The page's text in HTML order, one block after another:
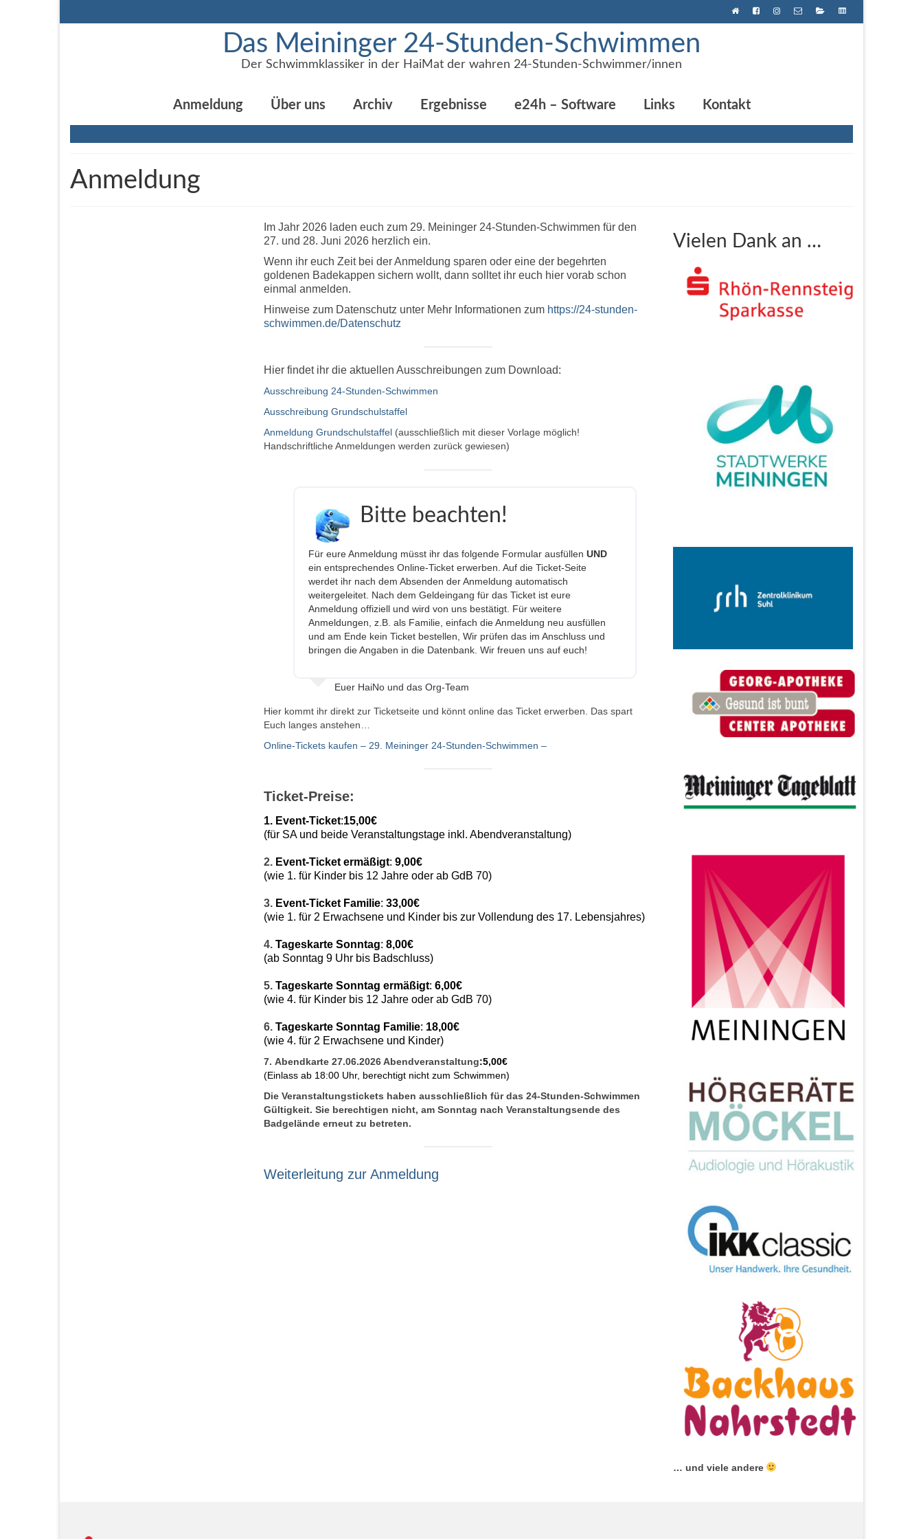
Das Meininger 24-Stunden-Schwimmen
Der Schwimmklassiker in der HaiMat der wahren 24-Stunden-Schwimmer/innen
Anmeldung Über uns Archiv Ergebnisse e24h – Software Links Kontakt
Anmeldung
Im Jahr 2026 laden euch zum 29. Meininger 24-Stunden-Schwimmen für den
27. und 28. Juni 2026 herzlich ein.
Wenn ihr euch Zeit bei der Anmeldung sparen oder eine der begehrten
goldenen Badekappen sichern wollt, dann solltet ihr euch hier vorab schon
einmal anmelden.
Hinweise zum Datenschutz unter Mehr Informationen zum https://24-stunden-
schwimmen.de/Datenschutz
Hier findet ihr die aktuellen Ausschreibungen zum Download:
Ausschreibung 24-Stunden-Schwimmen
Ausschreibung Grundschulstaffel
Anmeldung Grundschulstaffel (ausschließlich mit dieser Vorlage möglich!
Handschriftliche Anmeldungen werden zurück gewiesen)
Bitte beachten!
Für eure Anmeldung müsst ihr das folgende Formular ausfüllen UND
ein entsprechendes Online-Ticket erwerben. Auf die Ticket-Seite
werdet ihr nach dem Absenden der Anmeldung automatisch
weitergeleitet. Nach dem Geldeingang für das Ticket ist eure
Anmeldung offiziell und wird von uns bestätigt. Für weitere
Anmeldungen, z.B. als Familie, einfach die Anmeldung neu ausfüllen
und am Ende kein Ticket bestellen, Wir prüfen das im Anschluss und
bringen die Angaben in die Datenbank. Wir freuen uns auf euch!
Euer HaiNo und das Org-Team
Hier kommt ihr direkt zur Ticketseite und könnt online das Ticket erwerben. Das spart
Euch langes anstehen…
Online-Tickets kaufen – 29. Meininger 24-Stunden-Schwimmen –
Ticket-Preise:
1. Event-Ticket:15,00€
(für SA und beide Veranstaltungstage inkl. Abendveranstaltung)
2. Event-Ticket ermäßigt:9,00€
(wie 1. für Kinder bis 12 Jahre oder ab GdB 70)
3. Event-Ticket Familie:33,00€
(wie 1. für 2 Erwachsene und Kinder bis zur Vollendung des 17. Lebensjahres)
4.Tageskarte Sonntag:8,00€
(ab Sonntag 9 Uhr bis Badschluss)
5.Tageskarte Sonntag ermäßigt:6,00€
(wie 4. für Kinder bis 12 Jahre oder ab GdB 70)
6. Tageskarte Sonntag Familie: 18,00€
(wie 4. für 2 Erwachsene und Kinder)
7. Abendkarte 27.06.2026 Abendveranstaltung:5,00€
(Einlass ab 18:00 Uhr, berechtigt nicht zum Schwimmen)
Die Veranstaltungstickets haben ausschließlich für das 24-Stunden-Schwimmen
Gültigkeit. Sie berechtigen nicht, am Sonntag nach Veranstaltungsende des
Badgelände erneut zu betreten.
Weiterleitung zur Anmeldung
Vielen Dank an …
… und viele andere